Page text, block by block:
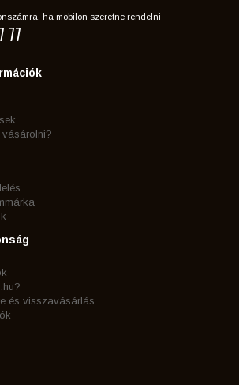
ha mobilon szeretne rendelni
77
és visszavásárlás